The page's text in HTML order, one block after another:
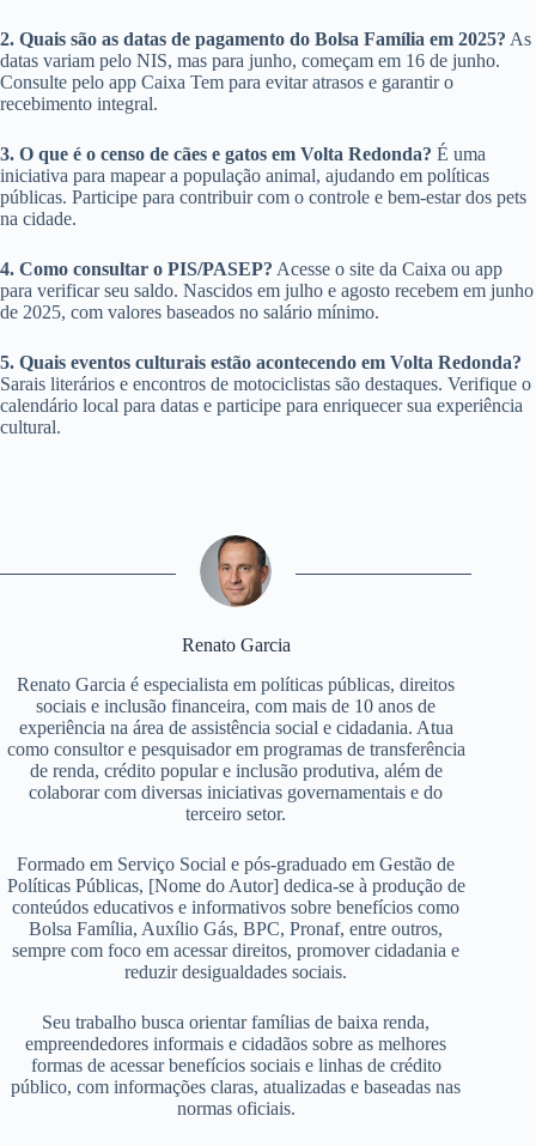
2. Quais são as datas de pagamento do Bolsa Família em 2025? As
datas variam pelo NIS, mas para junho, começam em 16 de junho.
Consulte pelo app Caixa Tem para evitar atrasos e garantir o
recebimento integral.
3. O que é o censo de cães e gatos em Volta Redonda? É uma
iniciativa para mapear a população animal, ajudando em políticas
públicas. Participe para contribuir com o controle e bem-estar dos pets
na cidade.
4. Como consultar o PIS/PASEP? Acesse o site da Caixa ou app
para verificar seu saldo. Nascidos em julho e agosto recebem em junho
de 2025, com valores baseados no salário mínimo.
5. Quais eventos culturais estão acontecendo em Volta Redonda?
Sarais literários e encontros de motociclistas são destaques. Verifique o
calendário local para datas e participe para enriquecer sua experiência
cultural.
Renato Garcia
Renato Garcia é especialista em políticas públicas, direitos
sociais e inclusão financeira, com mais de 10 anos de
experiência na área de assistência social e cidadania. Atua
como consultor e pesquisador em programas de transferência
de renda, crédito popular e inclusão produtiva, além de
colaborar com diversas iniciativas governamentais e do
terceiro setor.
Formado em Serviço Social e pós-graduado em Gestão de
Políticas Públicas, [Nome do Autor] dedica-se à produção de
conteúdos educativos e informativos sobre benefícios como
Bolsa Família, Auxílio Gás, BPC, Pronaf, entre outros,
sempre com foco em acessar direitos, promover cidadania e
reduzir desigualdades sociais.
Seu trabalho busca orientar famílias de baixa renda,
empreendedores informais e cidadãos sobre as melhores
formas de acessar benefícios sociais e linhas de crédito
público, com informações claras, atualizadas e baseadas nas
normas oficiais.